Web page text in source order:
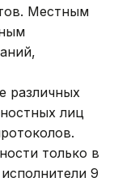
Местным
различных
лиц
только в
9